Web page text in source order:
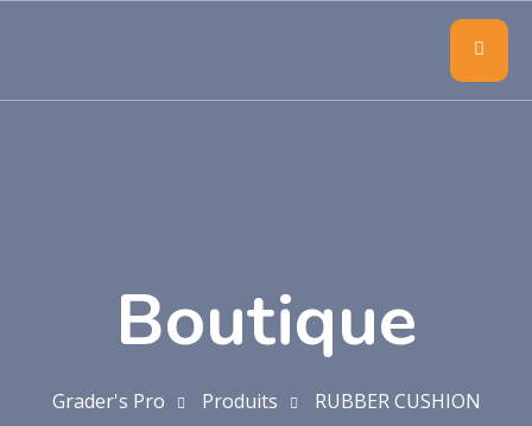
Boutique
Grader's Pro Produits RUBBER CUSHION